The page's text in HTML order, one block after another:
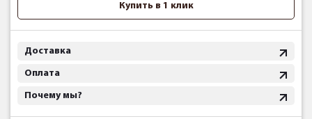
Купить в 1 клик
Доставка
Оплата
Почему мы?